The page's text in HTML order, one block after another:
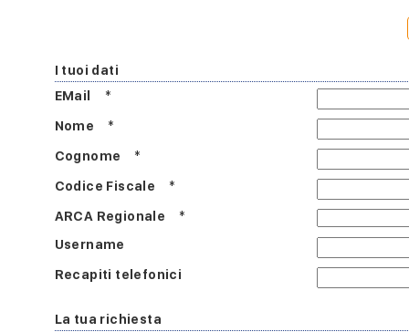
I tuoi dati
EMail
*
Nome *
Cognome *
Codice Fiscale *
ARCA Regionale
*
Username
Recapiti telefonici
La tua richiesta